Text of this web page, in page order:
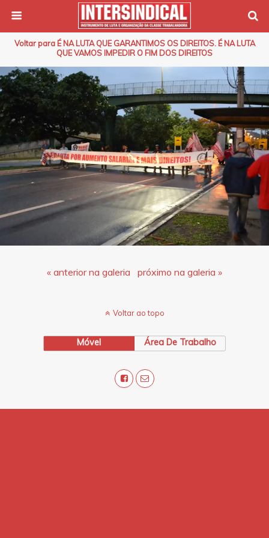
Voltar para É NA LUTA QUE GARANTIMOS OS DIREITOS. É NA LUTA
QUE VAMOS IMPEDIR O FIM DOS DIREITOS
« anterior na galeria próximo na galeria »
Voltar ao topo
Móvel Área De Trabalho